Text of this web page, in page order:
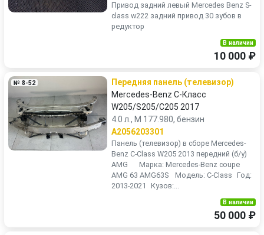
Привод задний левый Mercedes Benz S-
class w222 задний привод 30 зубов в
редуктор
В наличии
10 000 ₽
№ 8-52
Передняя панель (телевизор)
Mercedes-Benz C-Класс
W205/S205/C205 2017
4.0 л., M 177.980, бензин
A2056203301
Панель (телевизор) в сборе Mercedes-
Benz C-Class W205 2013 передний (б/у)
AMG Марка: Mercedes-Benz coupe
AMG 63 AMG63S Модель: C-Class Год:
2013-2021 Кузов:...
В наличии
50 000 ₽